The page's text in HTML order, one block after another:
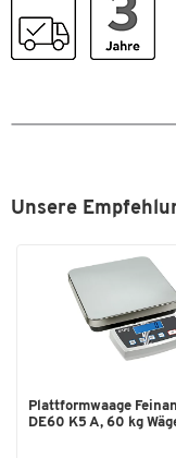
+ 2 Trägerarme
Zur
1000 mm
Gewicht: 10,0 kg /
Maße
Breite [mm]
Unsere
Plattformwaage
DE60 K5 A, 60 kg